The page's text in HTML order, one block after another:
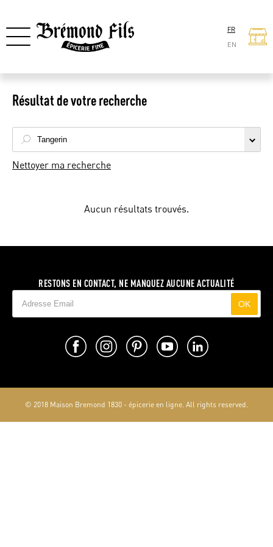
FR
EN
Résultat de votre recherche
Nettoyer ma recherche
Aucun résultats trouvés.
RESTONS EN CONTACT, NE MANQUEZ AUCUNE ACTUALITÉ
OK
© 2018 Maison Bremond 1830 - épicerie en ligne. All rights reserved.